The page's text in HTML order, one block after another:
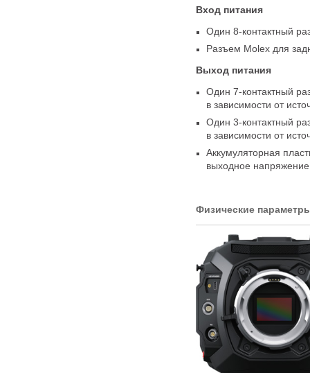
Вход питания
Один 8-контактный
Разъем Molex для
Выход питания
Один 7-контактный
в зависимости от
Один 3-контактный
в зависимости от
Аккумуляторная
выходное
Физические